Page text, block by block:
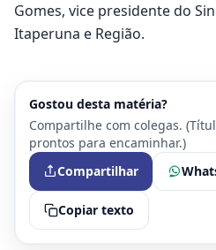
Gomes, vice presidente do
Itaperuna e Região.
Gostou desta matéria?
Compartilhe com colegas.
prontos para encaminhar.)
Compartilhar
Copiar texto